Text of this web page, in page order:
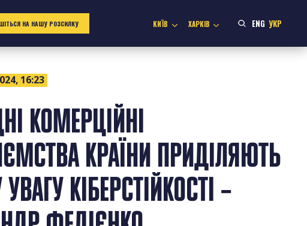
НА НАШУ РОЗСИЛКУ КИЇВ ХАРКІВ ENG УКР
16:23
КОМЕРЦІЙНІ
КРАЇНИ ПРИДІЛЯЮТЬ
КІБЕРСТІЙКОСТІ –